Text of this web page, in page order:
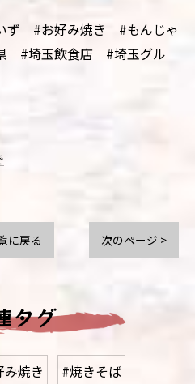
ず #お好み焼き #もんじゃ
#埼玉飲食店 #埼玉グル
に戻る 次のページ >
タグ
み焼き #焼きそば